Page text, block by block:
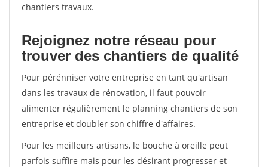
chantiers travaux.
Rejoignez notre réseau pour
trouver des chantiers de qualité
Pour pérénniser votre entreprise en tant qu'artisan
dans les travaux de rénovation, il faut pouvoir
alimenter régulièrement le planning chantiers de son
entreprise et doubler son chiffre d'affaires.
Pour les meilleurs artisans, le bouche à oreille peut
parfois suffire mais pour les désirant progresser et